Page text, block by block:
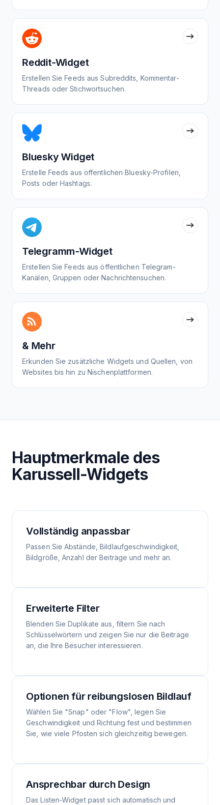
Reddit-Widget
Erstellen Sie Feeds aus Subreddits, Kommentar-
Threads oder Stichwortsuchen.
Bluesky Widget
Erstelle Feeds aus öffentlichen Bluesky-Profilen,
Posts oder Hashtags.
Telegramm-Widget
Erstellen Sie Feeds aus öffentlichen Telegram-
Kanälen, Gruppen oder Nachrichtensuchen.
& Mehr
Erkunden Sie zusätzliche Widgets und Quellen, von
Websites bis hin zu Nischenplattformen.
Hauptmerkmale des
Karussell-Widgets
Vollständig anpassbar
Passen Sie Abstände, Bildlaufgeschwindigkeit,
Bildgröße, Anzahl der Beiträge und mehr an.
Erweiterte Filter
Blenden Sie Duplikate aus, filtern Sie nach
Schlüsselwörtern und zeigen Sie nur die Beiträge
an, die Ihre Besucher interessieren.
Optionen für reibungslosen Bildlauf
Wählen Sie "Snap" oder "Flow", legen Sie
Geschwindigkeit und Richtung fest und bestimmen
Sie, wie viele Pfosten sich gleichzeitig bewegen.
Ansprechbar durch Design
Das Listen-Widget passt sich automatisch und